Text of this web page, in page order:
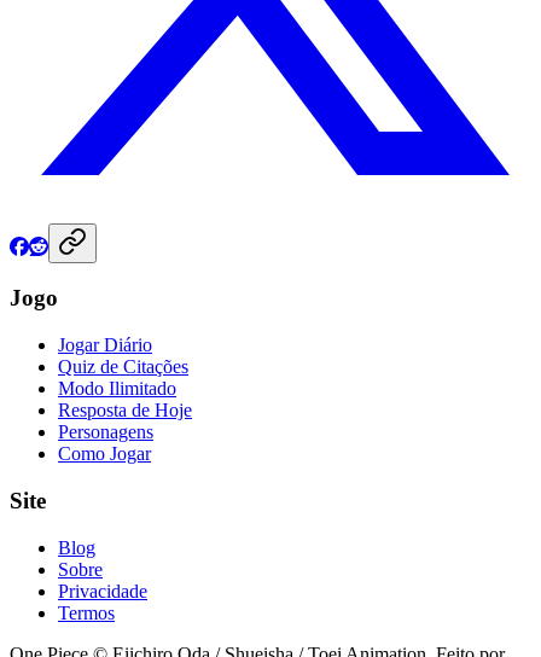
Jogo
Jogar Diário
Quiz de Citações
Modo Ilimitado
Resposta de Hoje
Personagens
Como Jogar
Site
Blog
Sobre
Privacidade
Termos